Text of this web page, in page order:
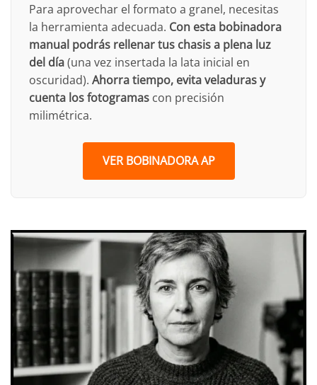
Para aprovechar el formato a granel, necesitas
la herramienta adecuada. Con esta bobinadora
manual podrás rellenar tus chasis a plena luz
del día(una vez insertada la lata inicial en
oscuridad). Ahorra tiempo, evita veladuras y
cuenta los fotogramas con precisión
milimétrica.
VER BOBINADORA AP